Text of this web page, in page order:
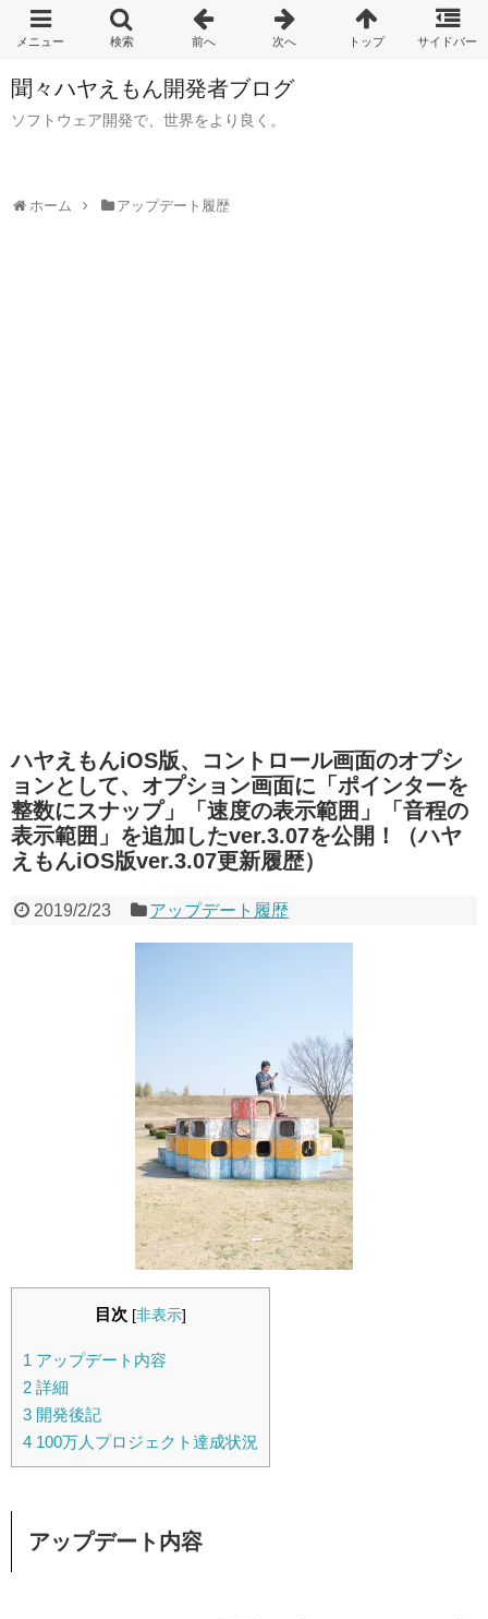
聞々ハヤえもん開発者ブログ
ソフトウェア開発で、世界をより良く。
ホーム アップデート履歴
ハヤえもんiOS版、コントロール画面のオプシ
ョンとして、オプション画面に「ポインターを
整数にスナップ」「速度の表示範囲」「音程の
表示範囲」を追加したver.3.07を公開！（ハヤ
えもんiOS版ver.3.07更新履歴）
2019/2/23 アップデート履歴
目次 [非表示]
1 アップデート内容
2 詳細
3 開発後記
4 100万人プロジェクト達成状況
アップデート内容